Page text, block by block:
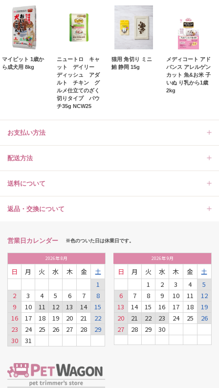
マイビット 1歳か
ら成犬用 8kg
ニュートロ キャ
ット デイリー
ディッシュ アダ
ルト チキン グ
ルメ仕立てのざく
切りタイプ パウ
チ35g NCW25
猫用 角切り ミニ
鮪 静岡 15g
メディコート アド
バンス アレルゲン
カット 魚&お米 子
いぬ り乳から1歳
2kg
お支払い方法
配送方法
送料について
返品・交換について
営業日カレンダー ※色のついた日は休業日です。
2026年8月
日 月 火 水 木 金
土
1
2
3 4 5 6 7
8
9
10 11 12 13 14
15
16
17 18 19 20 21
22
23
24 25 26 27 28
29
30
31
2026年9月
日 月 火 水 木 金
土
1
2 3 4
5
6
7 8 9 10 11
12
13
14 15 16 17 18
19
20
21 22 23 24 25
26
27
28 29 30